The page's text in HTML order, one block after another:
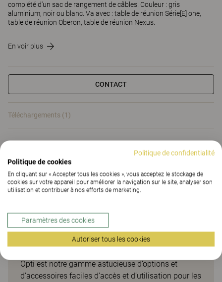
complété d'un sac de rangement de câbles. Couleur : gris
aluminium, noir ou blanc. Va avec : table de réunion Série[E] one,
table de réunion Oberon, table de réunion Nexus.
En voir plus
CONTACT
Téléchargements (1)
astucieux pour plans de
travail et tables de réunion
Opti est notre gamme astucieuse d’options et
d’accessoires faciles d’accès et d’utilisation pour les
Politique de confidentialité
Politique de cookies
En cliquant sur « Accepter tous les cookies », vous acceptez le stockage de
cookies sur votre appareil pour améliorer la navigation sur le site, analyser son
utilisation et contribuer à nos efforts de marketing.
Paramètres des cookies
Autoriser tous les cookies